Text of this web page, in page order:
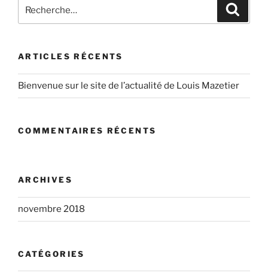
pour
ARTICLES RÉCENTS
Bienvenue sur le site de l’actualité de Louis Mazetier
COMMENTAIRES RÉCENTS
ARCHIVES
novembre 2018
CATÉGORIES